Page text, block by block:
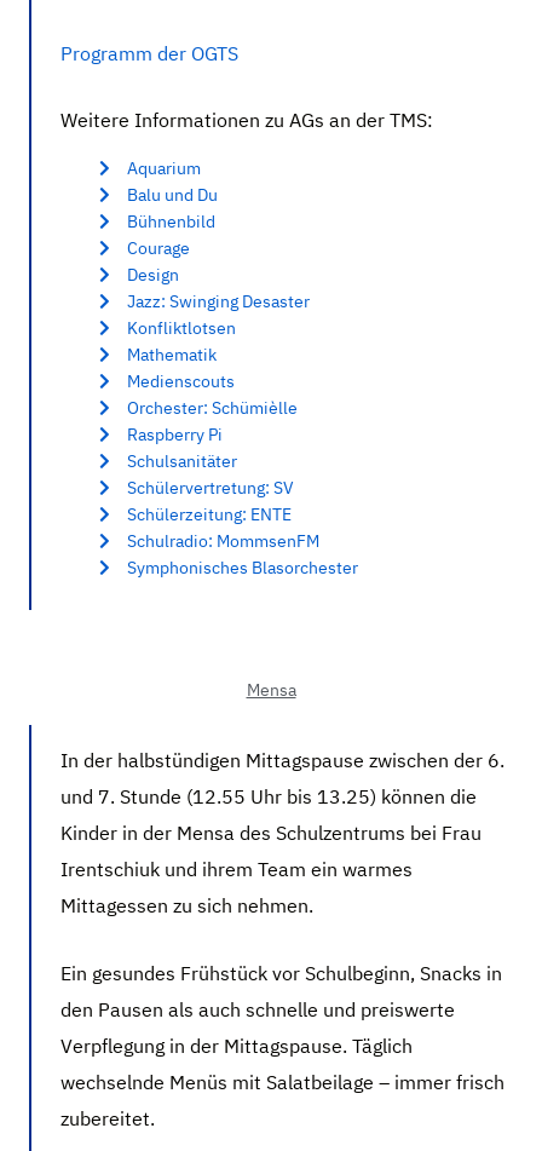
Programm der OGTS
Weitere Informationen zu AGs an der TMS:
Aquarium
Balu und Du
Bühnenbild
Courage
Design
Jazz: Swinging Desaster
Konfliktlotsen
Mathematik
Medienscouts
Orchester: Schümièlle
Raspberry Pi
Schulsanitäter
Schülervertretung: SV
Schülerzeitung: ENTE
Schulradio: MommsenFM
Symphonisches Blasorchester
Mensa
In der halbstündigen Mittagspause zwischen der 6.
und 7. Stunde (12.55 Uhr bis 13.25) können die
Kinder in der Mensa des Schulzentrums bei Frau
Irentschiuk und ihrem Team ein warmes
Mittagessen zu sich nehmen.
Ein gesundes Frühstück vor Schulbeginn, Snacks in
den Pausen als auch schnelle und preiswerte
Verpflegung in der Mittagspause. Täglich
wechselnde Menüs mit Salatbeilage – immer frisch
zubereitet.